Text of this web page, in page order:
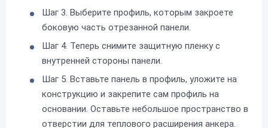
Шаг 3. Выберите профиль, которым закроете
боковую часть отрезанной панели.
Шаг 4. Теперь снимите защитную пленку с
внутренней стороны панели.
Шаг 5. Вставьте панель в профиль, уложите на
конструкцию и закрепите сам профиль на
основании. Оставьте небольшое пространство в
отверстии для теплового расширения анкера.